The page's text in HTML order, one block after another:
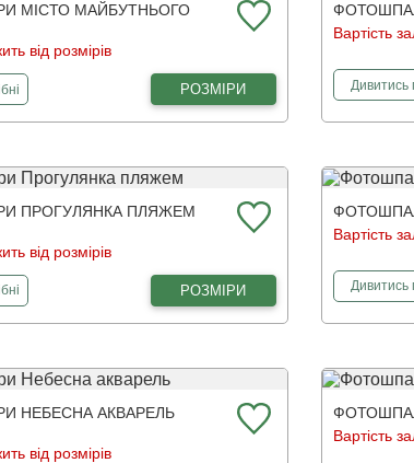
МІСТО МАЙБУТНЬОГО
від розмірів
РОЗМІРИ
Вартість
Дивитись
ПРОГУЛЯНКА ПЛЯЖЕМ
від розмірів
РОЗМІРИ
Вартість
Дивитись
НЕБЕСНА АКВАРЕЛЬ
від розмірів
Вартість